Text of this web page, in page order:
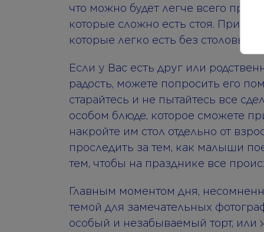
что можно будет легче всего
которые сложно есть стоя.
которые легко есть без столовых
Если у Вас есть друг или
радость, можете попросить его
старайтесь и не пытайтесь все
особом блюде, которое сможете
накройте им стол отдельно от
проследить за тем, как малыши
тем, чтобы на празднике все
Главным моментом дня,
темой для замечательных
особый и незабываемый торт, или